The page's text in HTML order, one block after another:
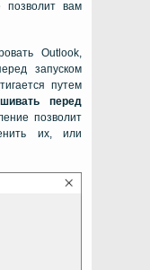
вам
Outlook,
запуском
путем
перед
позволит
их, или